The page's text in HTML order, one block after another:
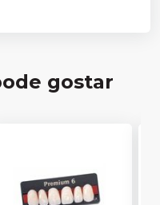
gostar